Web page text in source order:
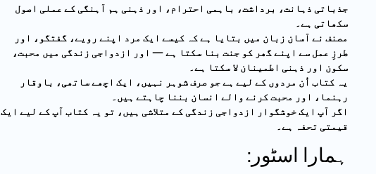
جذباتی ذہانت، برداشت، باہمی احترام، اور ذہنی ہم آہنگی کے عملی اصول
سکھاتی ہے۔
مصنف نے آسان زبان میں بتایا ہے کہ کیسے ایک مرد اپنے رویے، گفتگو، اور
طرزِ عمل سے اپنے گھر کو جنت بنا سکتا ہے — اور ازدواجی زندگی میں محبت،
سکون اور ذہنی اطمینان لا سکتا ہے۔
یہ کتاب اُن مردوں کے لیے ہے جو صرف شوہر نہیں، ایک اچھے ساتھی، باوقار
رہنما، اور محبت کرنے والے انسان بننا چاہتے ہیں۔
اگر آپ ایک خوشگوار ازدواجی زندگی کے متلاشی ہیں، تو یہ کتاب آپ کے لیے ایک
قیمتی تحفہ ہے۔
:ہمارا اسٹور